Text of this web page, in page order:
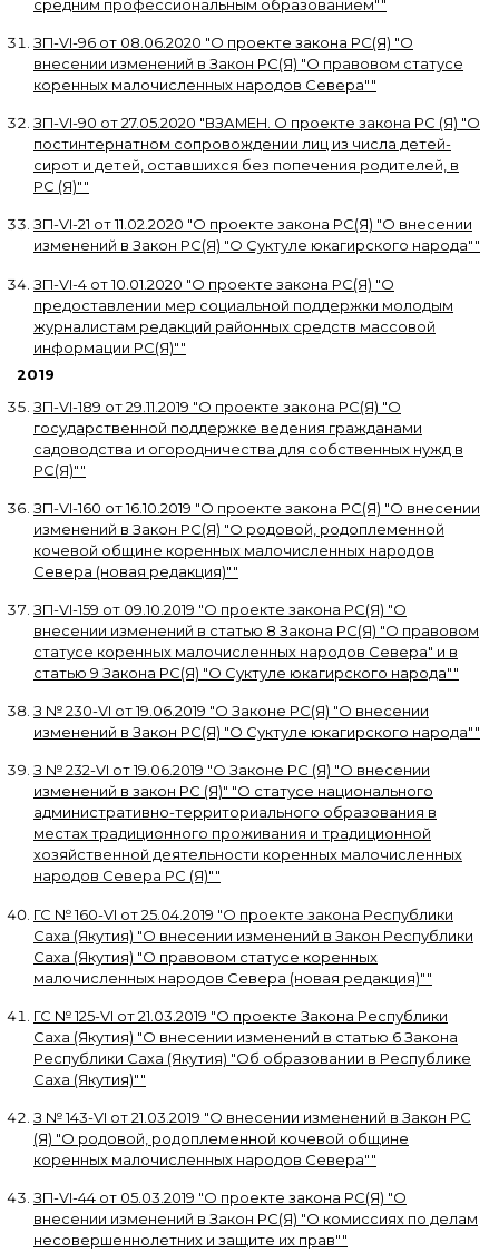
средним профессиональным образованием""
ЗП-VI-96 от 08.06.2020 "О проекте закона РС(Я) "О
внесении изменений в Закон РС(Я) "О правовом статусе
коренных малочисленных народов Севера""
ЗП-VI-90 от27.05.2020 "ВЗАМЕН. О проекте закона РС (Я) "О
постинтернатном сопровождении лиц из числа детей-
сирот и детей, оставшихся без попечения родителей, в
РС (Я)""
ЗП-VI-21 от11.02.2020 "О проекте закона РС(Я) "О внесении
изменений в Закон РС(Я) "О Суктуле юкагирского народа""
ЗП-VI-4 от10.01.2020 "О проекте закона РС(Я) "О
предоставлении мер социальной поддержки молодым
журналистам редакций районных средств массовой
информации РС(Я)""
2019
ЗП-VI-189 от29.11.2019 "О проекте закона РС(Я) "О
государственной поддержке ведения гражданами
садоводства и огородничества для собственных нужд в
РС(Я)""
ЗП-VI-160 от16.10.2019 "О проекте закона РС(Я) "О внесении
изменений в Закон РС(Я) "О родовой, родоплеменной
кочевой общине коренных малочисленных народов
Севера (новая редакция)""
ЗП-VI-159 от 09.10.2019 "О проекте закона РС(Я) "О
внесении изменений в статью 8 Закона РС(Я) "О правовом
статусе коренных малочисленных народов Севера" и в
статью 9 Закона РС(Я) "О Суктуле юкагирского народа""
З № 230-VI от19.06.2019 "О Законе РС(Я) "О внесении
изменений в Закон РС(Я) "О Суктуле юкагирского народа""
З № 232-VI от19.06.2019 "О Законе РС (Я) "О внесении
изменений в закон РС (Я)" "О статусе национального
административно-территориального образования в
местах традиционного проживания и традиционной
хозяйственной деятельности коренных малочисленных
народов Севера РС (Я)""
ГС № 160-VI от25.04.2019 "О проекте закона Республики
Саха (Якутия) "О внесении изменений в Закон Республики
Саха (Якутия) "О правовом статусе коренных
малочисленных народов Севера (новая редакция)""
ГС № 125-VI от21.03.2019 "О проекте Закона Республики
Саха (Якутия) "О внесении изменений в статью 6 Закона
Республики Саха (Якутия) "Об образовании в Республике
Саха (Якутия)""
З № 143-VI от21.03.2019 "О внесении изменений в Закон РС
(Я) "О родовой, родоплеменной кочевой общине
коренных малочисленных народов Севера""
ЗП-VI-44 от 05.03.2019 "О проекте закона РС(Я) "О
внесении изменений в Закон РС(Я) "О комиссиях по делам
несовершеннолетних и защите их прав""